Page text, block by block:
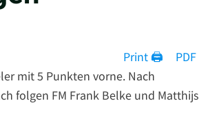
Print 🖨
PDF
mit 5 Punkten vorne. Nach
folgen FM Frank Belke und Matthijs